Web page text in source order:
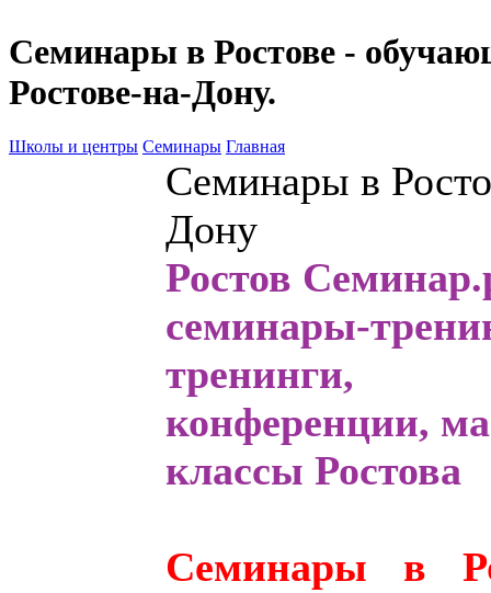
Семинары в Ростове -
Ростове-на-Дону.
Школы и центры Семинары Главная
Семинары в
Дону
Ростов
семинары-
тренинги,
конференции,
классы Ростова
Семинары в